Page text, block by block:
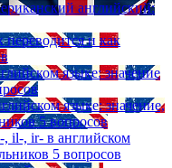
английский:
переводится и как
языке: значение
языке: значение,
5 вопросов
il-, ir- в английском
5 вопросов